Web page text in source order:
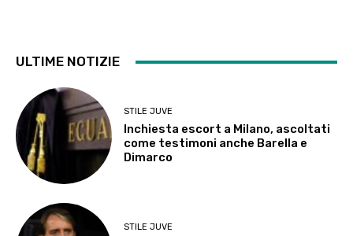
ULTIME NOTIZIE
STILE JUVE
Inchiesta escort a Milano, ascoltati
come testimoni anche Barella e
Dimarco
STILE JUVE